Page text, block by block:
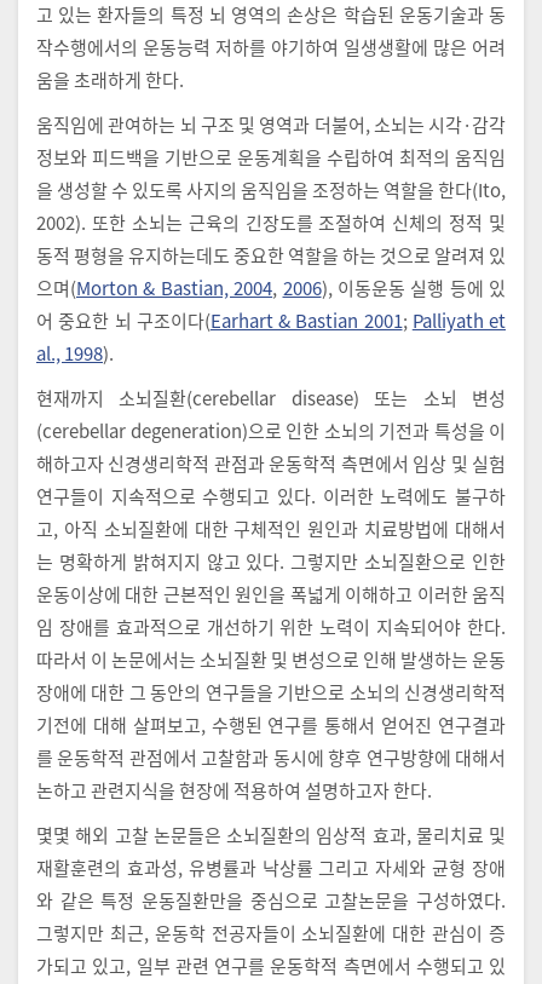
고 있는 환자들의 특정 뇌 영역의 손상은 학습된 운동기술과 동
작수행에서의 운동능력 저하를 야기하여 일생생활에 많은 어려
움을 초래하게 한다.
움직임에 관여하는 뇌 구조 및 영역과 더불어, 소뇌는 시각·감각
정보와 피드백을 기반으로 운동계획을 수립하여 최적의 움직임
을 생성할 수 있도록 사지의 움직임을 조정하는 역할을 한다(Ito,
2002). 또한 소뇌는 근육의 긴장도를 조절하여 신체의 정적 및
동적 평형을 유지하는데도 중요한 역할을 하는 것으로 알려져 있
으며(Morton & Bastian, 2004, 2006), 이동운동 실행 등에 있
어 중요한 뇌 구조이다(Earhart & Bastian 2001; Palliyath et
al., 1998).
현재까지 소뇌질환(cerebellar disease) 또는 소뇌 변성
(cerebellar degeneration)으로 인한 소뇌의 기전과 특성을 이
해하고자 신경생리학적 관점과 운동학적 측면에서 임상 및 실험
연구들이 지속적으로 수행되고 있다. 이러한 노력에도 불구하
고, 아직 소뇌질환에 대한 구체적인 원인과 치료방법에 대해서
는 명확하게 밝혀지지 않고 있다. 그렇지만 소뇌질환으로 인한
운동이상에 대한 근본적인 원인을 폭넓게 이해하고 이러한 움직
임 장애를 효과적으로 개선하기 위한 노력이 지속되어야 한다.
따라서 이 논문에서는 소뇌질환 및 변성으로 인해 발생하는 운동
장애에 대한 그 동안의 연구들을 기반으로 소뇌의 신경생리학적
기전에 대해 살펴보고, 수행된 연구를 통해서 얻어진 연구결과
를 운동학적 관점에서 고찰함과 동시에 향후 연구방향에 대해서
논하고 관련지식을 현장에 적용하여 설명하고자 한다.
몇몇 해외 고찰 논문들은 소뇌질환의 임상적 효과, 물리치료 및
재활훈련의 효과성, 유병률과 낙상률 그리고 자세와 균형 장애
와 같은 특정 운동질환만을 중심으로 고찰논문을 구성하였다.
그렇지만 최근, 운동학 전공자들이 소뇌질환에 대한 관심이 증
가되고 있고, 일부 관련 연구를 운동학적 측면에서 수행되고 있